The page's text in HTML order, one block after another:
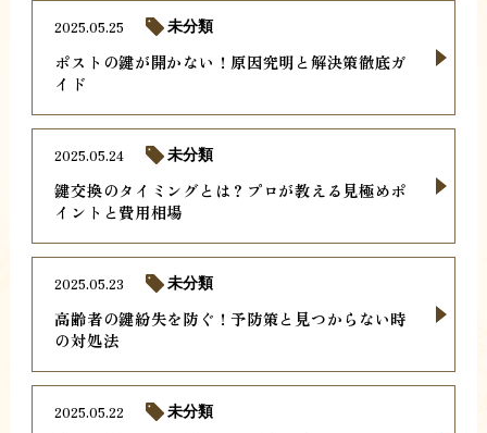
ポストの鍵が開かない！原因究明と解決策徹底ガ
イド
2025.05.25 未分類
鍵交換のタイミングとは？プロが教える見極めポ
イントと費用相場
2025.05.24 未分類
高齢者の鍵紛失を防ぐ！予防策と見つからない時
の対処法
2025.05.23 未分類
2025.05.22 未分類